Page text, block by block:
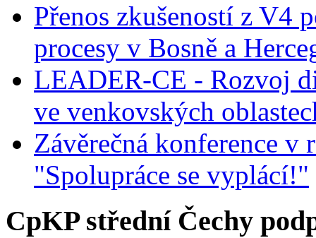
Přenos zkušeností z V4
procesy v Bosně a
LEADER-CE - Rozvoj
ve venkovských
Závěrečná konference v
"Spolupráce se vyplácí!"
CpKP střední Čechy